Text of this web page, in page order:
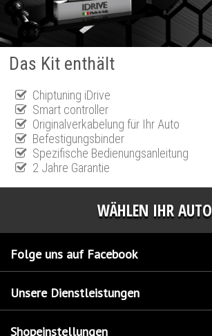
Das Kit enthält
Chiptuning iDrive
Smart controller
Originalverkabelung für Ihr Auto
Befestigungsbinder
Spezifische Bedienungsanleitung
2 Jahre Garantie
WÄHLEN IHR AUTO
Folge uns auf Facebook
Unsere Dienstleistungen
Shopeinstellungen